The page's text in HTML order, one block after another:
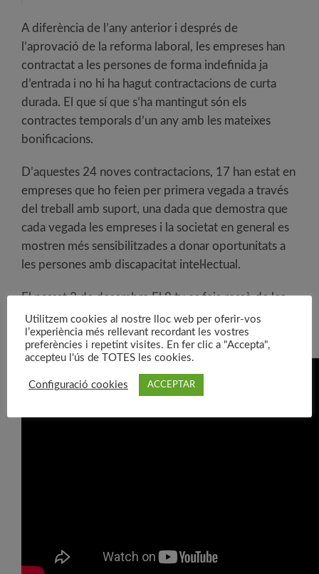
A diferència de l’any anterior i després de
l’aprovació de la reforma laboral, les empreses han
contractat a les persones de forma indefinida ja
d’entrada i no hi ha hagut contractacions de curta
durada. El que sí que s’ha mantingut són els
contractes temporals d’un any amb les mateixes
bonificacions.
D’aquestes 24 noves contractacions, 17 han estat en
empreses que ho feien per primera vegada a través
del treball amb suport, una dada que demostra que
cada vegada les empreses i la societat en general es
mostren més sensibilitzades a donar oportunitats a
les persones amb discapacitat intel·lectual.
El passat 2 de desembre El 9 tv es feia ressò de les
insercions aconseguides des del servei al llarg del
2022. El podeu recuperar aquí:
Utilitzem cookies al nostre lloc web per oferir-vos
l’experiència més rellevant recordant les vostres
preferències i repetint visites. En fer clic a "Accepta",
accepteu l'ús de TOTES les cookies.
Configuració cookies ACCEPTAR